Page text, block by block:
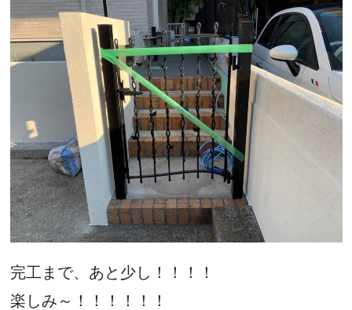
完工まで、あと少し！！！！
楽しみ～！！！！！！